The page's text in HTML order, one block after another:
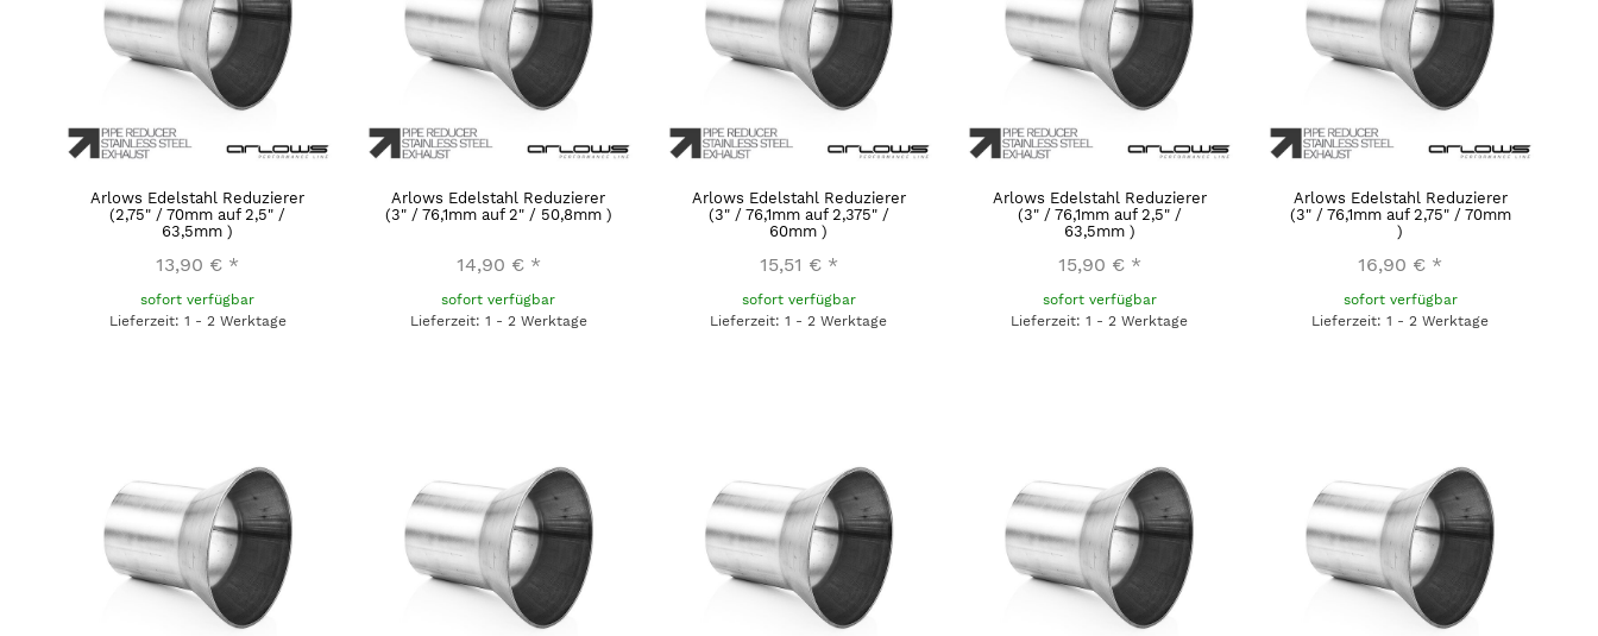
Arlows Edelstahl Reduzierer
(2,75" / 70mm auf 2,5" /
63,5mm )
13,90 € *
sofort verfügbar
Lieferzeit: 1 - 2 Werktage
Arlows Edelstahl Reduzierer
(3" / 76,1mm auf 2" / 50,8mm )
14,90 € *
sofort verfügbar
Lieferzeit: 1 - 2 Werktage
Arlows Edelstahl Reduzierer
(3" / 76,1mm auf 2,375" /
60mm )
15,51 € *
sofort verfügbar
Lieferzeit: 1 - 2 Werktage
Arlows Edelstahl Reduzierer
(3" / 76,1mm auf 2,5" /
63,5mm )
15,90 € *
sofort verfügbar
Lieferzeit: 1 - 2 Werktage
Arlows Edelstahl Reduzierer
(3" / 76,1mm auf 2,75" / 70mm
)
16,90 € *
sofort verfügbar
Lieferzeit: 1 - 2 Werktage